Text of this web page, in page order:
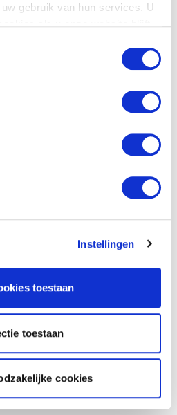
gebruik van hun services. U
Instellingen
toestaan
toestaan
cookies